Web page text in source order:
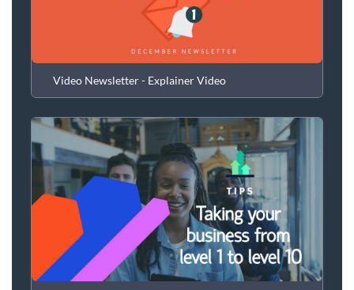
Video Newsletter - Explainer Video